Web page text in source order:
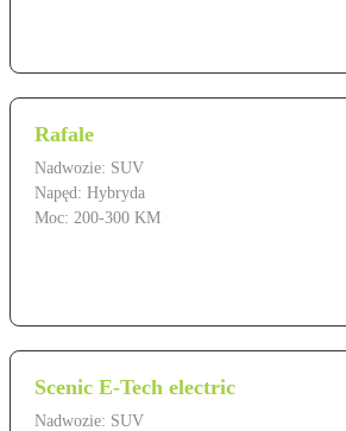
Rafale
Nadwozie: SUV
Napęd: Hybryda
Moc: 200-300 KM
Scenic E-Tech electric
Nadwozie: SUV